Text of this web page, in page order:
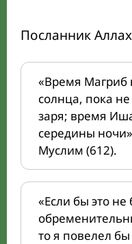
«Время Магриб
солнца, пока
заря; время
середины
Муслим (612).
«Если бы это не
то я повелел